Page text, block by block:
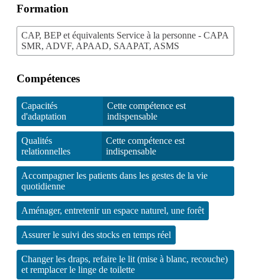
Formation
CAP, BEP et équivalents Service à la personne - CAPA
SMR, ADVF, APAAD, SAAPAT, ASMS
Compétences
Capacités
d'adaptation
Cette compétence est
indispensable
Qualités
relationnelles
Cette compétence est
indispensable
Accompagner les patients dans les gestes de la vie
quotidienne
Aménager, entretenir un espace naturel, une forêt
Assurer le suivi des stocks en temps réel
Changer les draps, refaire le lit (mise à blanc, recouche)
et remplacer le linge de toilette